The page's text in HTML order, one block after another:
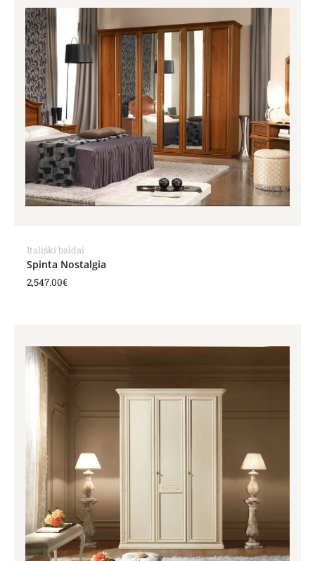
Itališki baldai
Spinta Nostalgia
2,547.00€